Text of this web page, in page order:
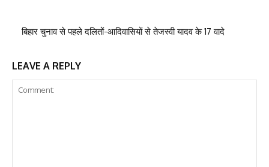
बिहार चुनाव से पहले दलितों-आदिवासियों से तेजस्वी यादव के 17 वादे
LEAVE A REPLY